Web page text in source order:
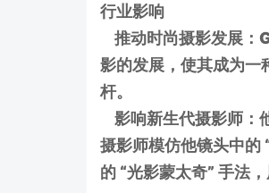
行业影响
推动时尚摄影发展：
影的发展，使其成为一
杆。
影响新生代摄影师：
摄影师模仿他镜头中的
的 “光影蒙太奇” 手法